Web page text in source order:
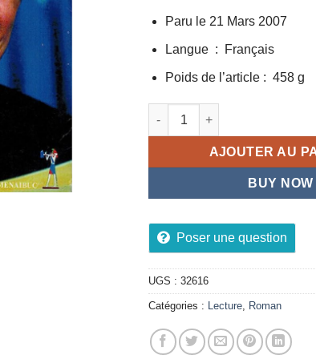
Paru le 21 Mars 2007
Langue ‏ : ‎ Français
Poids de l’article ‏: ‎ 458 g
quantité de Une Obsession
AJOUTER AU
BUY NOW
Poser une question
UGS : 32616
Catégories : Lecture, Roman